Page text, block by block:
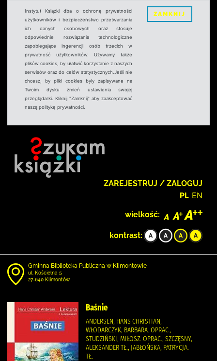
Instytut Książki dba o ochronę prywatności
użytkowników i bezpieczeństwo przetwarzania
ich danych osobowych oraz stosuje
odpowiednie rozwiązania technologiczne
zapobiegające ingerencji osób trzecich w
prywatność użytkowników. Używamy także
plików cookies, by ułatwić korzystanie z naszych
serwisów oraz do celów statystycznych.Jeśli nie
chcesz, by pliki cookies były zapisywane na
Twoim dysku zmień ustawienia swojej
przeglądarki. Kliknij "Zamknij" aby zaakceptować
naszą politykę prywatności.
ZAMKNIJ
ZAREJESTRUJ / ZALOGUJ
PL EN
wielkość:
kontrast:
Gminna Biblioteka Publiczna w Klimontowie
ul. Kościelna 5
27-640 Klimontów
Baśnie
ANDERSEN, HANS CHRISTIAN,
WŁODARCZYK, BARBARA. OPRAC.,
STUDZIŃSKI, MIŁOSZ. OPRAC., SZCZĘSNY,
ALEKSANDER TŁ., JABŁOŃSKA, PATRYCJA.
TŁ.